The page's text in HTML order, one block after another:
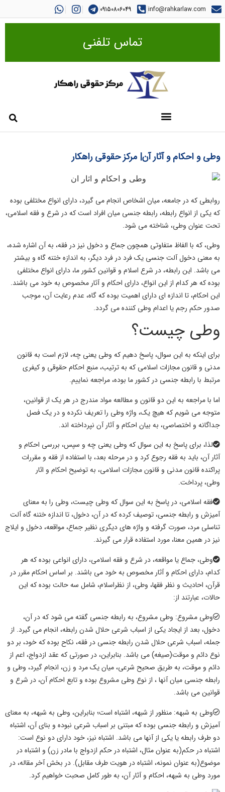
info@rahkarlaw.com
09150806049
تماس تلفنی
وطی و احکام و آثار آن| مرکز حقوقی راهکار
روابطی که در جامعه، میان اشخاص انجام می گیرد، دارای انواع مختلفی بوده
که یکی از انواع رابطه، رابطه جنسی میان افراد است که در شرع و فقه اسلامی،
تحت عنوان وطی، شناخته می شود.
وطی، که با الفاظ متفاوتی همچون جماع و دخول نیز در فقه، به آن اشاره شده،
به معنی دخول آلت جنسی یک فرد در فرد دیگر، به اندازه ختنه گاه و بیشتر
می باشد. این رابطه، در شرع اسلام و قوانین کشور ما، دارای انواع مختلفی
بوده که هر کدام از این انواع، دارای احکام و آثار مخصوص به خود می باشند.
این احکام، تا اندازه ای دارای اهمیت بوده که گاه، عدم رعایت آن، موجب
صدور حکم رجم یا اعدام وطی کننده می گردد.
وطی چیست؟
برای اینکه به این سوال، پاسخ دهیم که وطی یعنی چه، لازم است به قانون
مدنی و قانون مجازات اسلامی که به ترتیب، منبع احکام حقوقی و کیفری
مرتبط با رابطه جنسی در کشور ما بوده، مراجعه نماییم.
اما با مراجعه به این دو قانون و مطالعه مواد مندرج در هر یک از قوانین،
متوجه می شویم که هیچ یک، واژه وطی را تعریف نکرده و در یک فصل
جداگانه و اختصاصی، به بیان احکام و آثارآن نپرداخته اند.
لذا، برای پاسخ به این سوال که وطی یعنی چه و سپس، بررسی احکام و
آثارآن، باید به فقه رجوع کرد و در مرحله بعد، با استفاده از فقه و مقررات
پراکنده قانون مدنی و قانون مجازات اسلامی، به توضیح احکام و اثار
وطی،پرداخت.
فقه اسلامی، در پاسخ به این سوال که وطی چیست، وطی را به معنای
آمیزش و رابطه جنسی، توصیف کرده که در آن، دخول، تا اندازه ختنه گاه آلت
تناسلی مرد، صورت گرفته و واژه های دیگری نظیر جماع، مواقعه، دخول و ایلاج
نیز در همین معنا، مورد استفاده قرار می گیرند.
وطی، جماع یا مواقعه، در شرع و فقه اسلامی، دارای انواعی بوده که هر
کدام، دارای احکام و آثار مخصوص به خود می باشند. بر اساس احکام مقرر در
قرآن، احادیث و نظر فقها، وطی، از نظراسلام، شامل سه حالت بوده که این
حالات، عبارتند از:
وطی مشروع: وطی مشروع، به رابطه جنسی گفته می شود که در آن،
دخول، بعد از ایجاد یکی از اسباب شرعی حلال شدن رابطه، انجام می گیرد. از
جمله، اسباب شرعی حلال شدن رابطه جنسی در فقه، نکاح بوده که خود، بر دو
نوع دائم و موقت(صیغه) می باشد. بنابراین، در صورتی که عقد ازدواج، اعم از
دائم و موقت، به طریق صحیح شرعی، میان یک مرد و زن، انجام گیرد، وطی و
رابطه جنسی میان آنها ، از نوع وطی مشروع بوده و تابع احکام آن، در شرع و
قوانین می باشد.
وطی به شبهه: منظور از شبهه، اشتباه است؛ بنابراین، وطی به شبهه، به معنای
آمیزش و رابطه جنسی بوده که مبتنی بر اسباب شرعی نبوده و بنای آن، اشتباه
دو طرف رابطه یا یکی از آنها می باشد. اشتباه نیز، خود دارای دو نوع است:
اشتباه در حکم(به عنوان مثال، اشتباه در حکم ازدواج با مادر زن) و اشتباه در
موضوع(به عنوان نمونه، اشتباه در هویت طرف مقابل). در بخش آخر مقاله، در
مورد وطی به شبهه، احکام و آثارآن، به طور کامل صحبت خواهیم کرد.